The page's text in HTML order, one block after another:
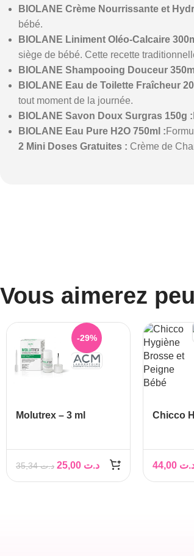
BIOLANE Crème Nourrissante et
bébé.
BIOLANE Liniment Oléo-Calcaire
siège de bébé. Cette recette
BIOLANE Shampooing Douceur
BIOLANE Eau de Toilette Fraîcheur
tout moment de la journée.
BIOLANE Savon Doux Surgras 150g :
BIOLANE Eau Pure H2O 750ml :
2 Mini Doses Gratuites : Crème de
Vous aimerez
-29%
Molutrex – 3 ml
د.ت35,34 د.ت
Chicco